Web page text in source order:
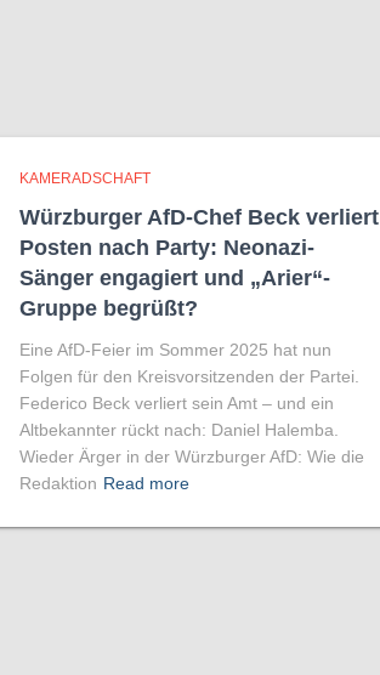
KAMERADSCHAFT
Würzburger AfD-Chef Beck verliert
Posten nach Party: Neonazi-
Sänger engagiert und „Arier“-
Gruppe begrüßt?
Eine AfD-Feier im Sommer 2025 hat nun
Folgen für den Kreisvorsitzenden der Partei.
Federico Beck verliert sein Amt – und ein
Altbekannter rückt nach: Daniel Halemba.
Wieder Ärger in der Würzburger AfD: Wie die
Redaktion Read more